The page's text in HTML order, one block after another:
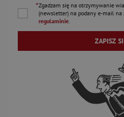
*Zgadzam się na otrzymywanie
(newsletter) na podany e-mail na
regulaminie.
ZAPISZ